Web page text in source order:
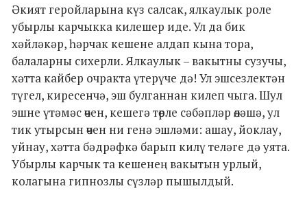
Әкият геройларына күз салсак, ялкаулык роле
убырлы карчыкка килешер иде. Ул да бик
хәйләкәр, һәрчак кешене алдап кына тора,
балаларны сихерли. Ялкаулык – вакытны сузучы,
хәтта кайбер очракта үтерүче дә! Ул эшсезлектән
түгел, киресенчә, эш булганнан килеп чыга. Шул
эшне үтәмәс өчен, кешегә төрле сәбәпләр өләшә, ул
тик утырсын өчен ни генә эшләми: ашау, йоклау,
уйнау, хәтта бәдрәфкә барып килү теләге дә уята.
Убырлы карчык та кешенең вакытын урлый,
колагына гипнозлы сүзләр пышылдый.